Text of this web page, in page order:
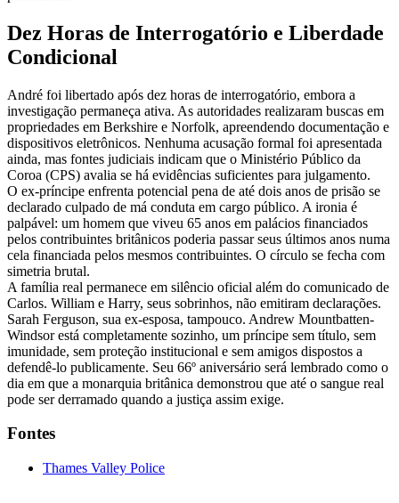
Dez Horas de Interrogatório e Liberdade
Condicional
André foi libertado após dez horas de interrogatório, embora a
investigação permaneça ativa. As autoridades realizaram buscas em
propriedades em Berkshire e Norfolk, apreendendo documentação e
dispositivos eletrônicos. Nenhuma acusação formal foi apresentada
ainda, mas fontes judiciais indicam que o Ministério Público da
Coroa (CPS) avalia se há evidências suficientes para julgamento.
O ex-príncipe enfrenta potencial pena de até dois anos de prisão se
declarado culpado de má conduta em cargo público. A ironia é
palpável: um homem que viveu 65 anos em palácios financiados
pelos contribuintes britânicos poderia passar seus últimos anos numa
cela financiada pelos mesmos contribuintes. O círculo se fecha com
simetria brutal.
A família real permanece em silêncio oficial além do comunicado de
Carlos. William e Harry, seus sobrinhos, não emitiram declarações.
Sarah Ferguson, sua ex-esposa, tampouco. Andrew Mountbatten-
Windsor está completamente sozinho, um príncipe sem título, sem
imunidade, sem proteção institucional e sem amigos dispostos a
defendê-lo publicamente. Seu 66º aniversário será lembrado como o
dia em que a monarquia britânica demonstrou que até o sangue real
pode ser derramado quando a justiça assim exige.
Fontes
Thames Valley Police